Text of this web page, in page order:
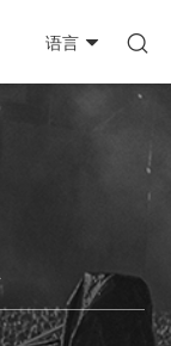

语言 